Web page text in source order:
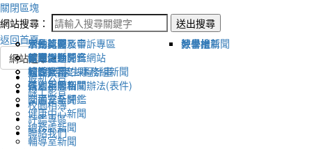
關閉區塊
網站搜尋：
送出搜尋
返回首頁
網站選單
最新公告
宣傳新聞
榮譽榜
教導處新聞
教學組新聞
輔導室-學生事務組新聞
研習相關新聞
圖書室新聞
健康中心新聞
總務處新聞
輔導室新聞
線上影音
活動比賽影音
新聞報導影音
校園影音
好書推薦
各處室影音
校園相簿
活動剪影
體育活動
適性社團
評鑑專區
學生獎懲及申訴專區
健康促進評鑑網站
115學年度課程計畫
性別平等相關辦法(表件)
交通安全評鑑
聯絡我們